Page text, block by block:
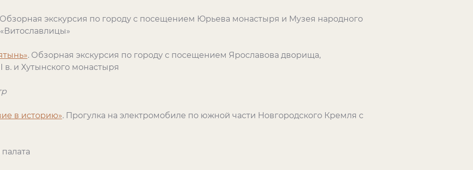
Обзорная экскурсия по городу с посещением Юрьева монастыря и Музея народного
. Обзорная экскурсия по городу с посещением Ярославова дворища,
в. и Хутынского монастыря
в историю». Прогулка на электромобиле по южной части Новгородского Кремля с